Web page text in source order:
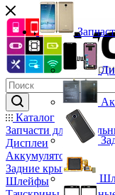
Каталог
Запчасти для
Дисплеи
Аккумуляторы
Задние крышки
Шлейфы